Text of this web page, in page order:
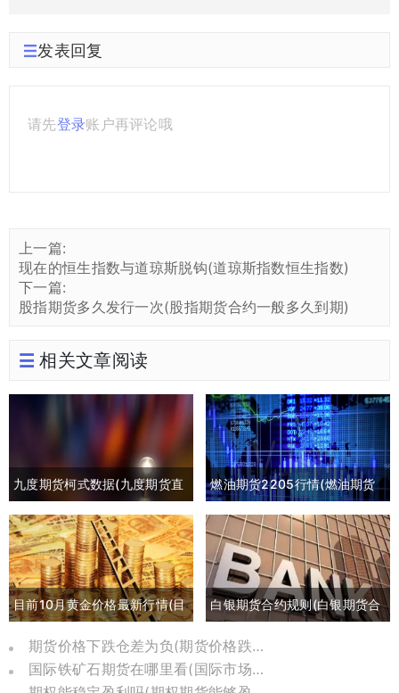
发表回复
请先登录账户再评论哦
上一篇:
现在的恒生指数与道琼斯脱钩(道琼斯指数恒生指数)
下一篇:
股指期货多久发行一次(股指期货合约一般多久到期)
相关文章阅读
九度期货柯式数据(九度期货直
播间)
燃油期货2205行情(燃油期货
2105最新行情)
目前10月黄金价格最新行情(目
前10月黄金价格最新行情是多
少)
白银期货合约规则(白银期货合
约交割日期)
期货价格下跌仓差为负(期货价格跌到负数)
国际铁矿石期货在哪里看(国际市场铁矿石期货)